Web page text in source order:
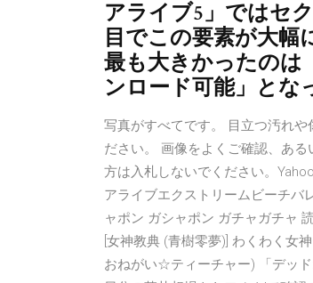
アライブ5」ではセ
目でこの要素が大幅
最も大きかったのは
ンロード可能」とな
写真がすべてです。 目立つ汚れ
ださい。 画像をよくご確認、あ
方は入札しないでください。
アライブエクストリームビーチ
ャポン ガシャポン ガチャガチャ
[女神教典 (青樹零夢)] わくわく女
おねがい☆ティーチャー) 「デッ